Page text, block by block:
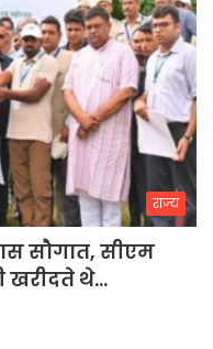
राज्य
सौगात, सीएम
थे…